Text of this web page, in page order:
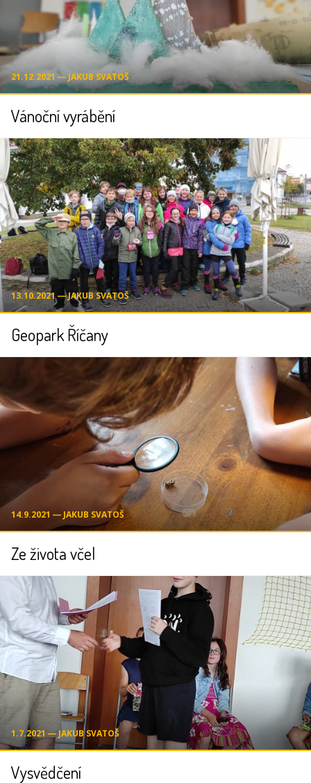
21.12.2021 ― JAKUB SVATOŠ
Vánoční vyrábění
13.10.2021 ― JAKUB SVATOŠ
Geopark Říčany
14.9.2021 ― JAKUB SVATOŠ
Ze života včel
1.7.2021 ― JAKUB SVATOŠ
Vysvědčení